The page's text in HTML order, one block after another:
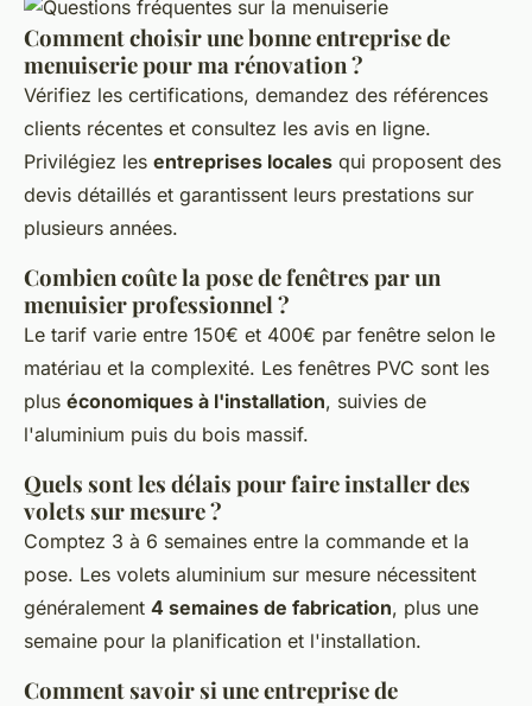
Comment choisir une bonne entreprise de
menuiserie pour ma rénovation ?
Vérifiez les certifications, demandez des références
clients récentes et consultez les avis en ligne.
Privilégiez les entreprises locales qui proposent des
devis détaillés et garantissent leurs prestations sur
plusieurs années.
Combien coûte la pose de fenêtres par un
menuisier professionnel ?
Le tarif varie entre 150€ et 400€ par fenêtre selon le
matériau et la complexité. Les fenêtres PVC sont les
plus économiques à l'installation, suivies de
l'aluminium puis du bois massif.
Quels sont les délais pour faire installer des
volets sur mesure ?
Comptez 3 à 6 semaines entre la commande et la
pose. Les volets aluminium sur mesure nécessitent
généralement 4 semaines de fabrication, plus une
semaine pour la planification et l'installation.
Comment savoir si une entreprise de